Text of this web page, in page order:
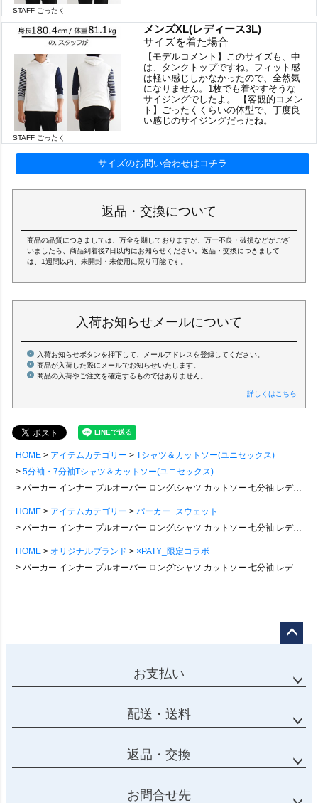
STAFF ごったく
メンズXL(レディース3L)
サイズを着た場合
STAFF ごったく
【モデルコメント】このサイズも、中
は、タンクトップですね。フィット感
は軽い感じしかなかったので、全然気
になりません。1枚でも着やすそうな
サイジングでしたよ。 【客観的コメン
ト】ごったくくらいの体型で、丁度良
い感じのサイジングだったね。
サイズのお問い合わせはコチラ
返品・交換について
商品の品質につきましては、万全を期しておりますが、万一不良・破損などがござ
いましたら、商品到着後7日以内にお知らせください。返品・交換につきまして
は、1週間以内、未開封・未使用に限り可能です。
入荷お知らせメールについて
入荷お知らせボタンを押下して、メールアドレスを登録してください。
商品が入荷した際にメールでお知らせいたします。
商品の入荷やご注文を確定するものではありません。
詳しくはこちら
HOME アイテムカテゴリー
Tシャツ＆カットソー(ユニセックス)
5分袖・7分袖Tシャツ＆カットソー(ユニセックス)
パーカー インナー プルオーバー ロングtシャツ カットソー 七分袖 レディース メンズ 綿100% コットン ストレッチ 重ね着 スリム ロンT 大きいサイズ 春 夏 秋 冬 長袖 tシャツ ロング丈 ティーシャツ トップス クレイジー アシメ PATY パティ PATY パティ
HOME アイテムカテゴリー
パーカー_スウェット
パーカー インナー プルオーバー ロングtシャツ カットソー 七分袖 レディース メンズ 綿100% コットン ストレッチ 重ね着 スリム ロンT 大きいサイズ 春 夏 秋 冬 長袖 tシャツ ロング丈 ティーシャツ トップス クレイジー アシメ PATY パティ PATY パティ
HOME オリジナルブランド
×PATY_限定コラボ
パーカー インナー プルオーバー ロングtシャツ カットソー 七分袖 レディース メンズ 綿100% コットン ストレッチ 重ね着 スリム ロンT 大きいサイズ 春 夏 秋 冬 長袖 tシャツ ロング丈 ティーシャツ トップス クレイジー アシメ PATY パティ PATY パティ
お支払い
配送・送料
返品・交換
お問合せ先